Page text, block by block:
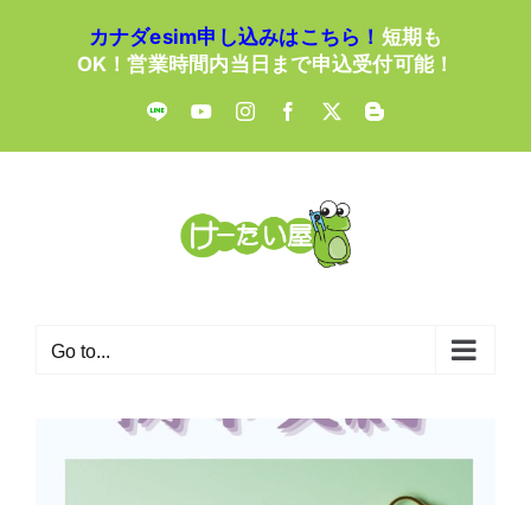
カナダesim申し込みはこちら！ 短期も
OK！営業時間内当日まで申込受付可能！
LINE YouTubeInstagramFacebook
X Blogger
Go to...